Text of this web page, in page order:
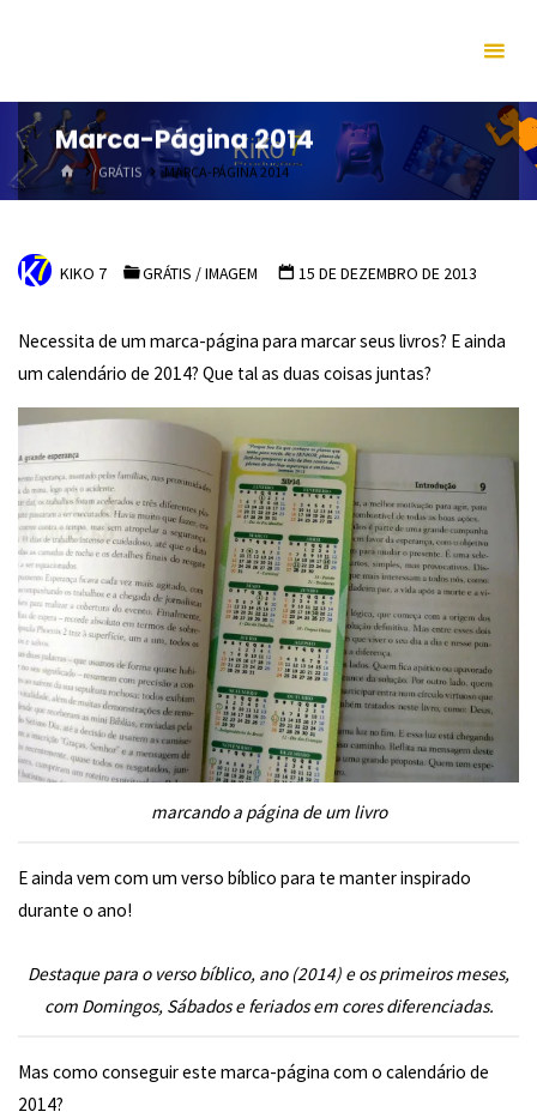
Marca-Página 2014
HOMEGRÁTIS MARCA-PÁGINA 2014
KIKO 7 GRÁTIS /IMAGEM 15 DE DEZEMBRO DE 2013
Necessita de um marca-página para marcar seus livros? E ainda
um calendário de 2014? Que tal as duas coisas juntas?
marcando a página de um livro
E ainda vem com um verso bíblico para te manter inspirado
durante o ano!
Destaque para o verso bíblico, ano (2014) e os primeiros meses,
com Domingos, Sábados e feriados em cores diferenciadas.
Mas como conseguir este marca-página com o calendário de
2014?